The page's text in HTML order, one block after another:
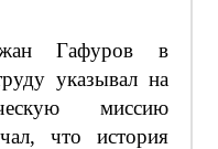
Гафуров в
указывал на
миссию
что история